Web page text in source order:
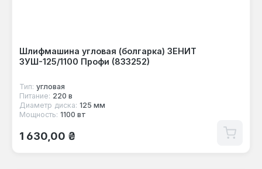
Шлифмашина угловая (болгарка) ЗЕНИТ
ЗУШ-125/1100 Профи (833252)
Тип: угловая
Питание: 220 в
Диаметр диска: 125 мм
Мощность: 1100 вт
Обычная цена:
1 630,00 ₴